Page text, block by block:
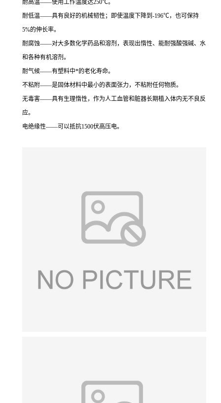
耐高温——使用工作温度达250℃。
耐低温——具有良好的机械韧性；即使温度下降到-196℃，也可保持
5%的伸长率。
耐腐蚀——对大多数化学药品和溶剂，表现出惰性、能耐强酸强碱、水
和各种有机溶剂。
耐气候——有塑料中*的老化寿命。
不粘附——是固体材料中最小的表面张力，不粘附任何物质。
无毒害——具有生理惰性，作为人工血管和脏器长期植入体内无不良反
应。
电绝缘性——可以抵抗1500伏高压电。